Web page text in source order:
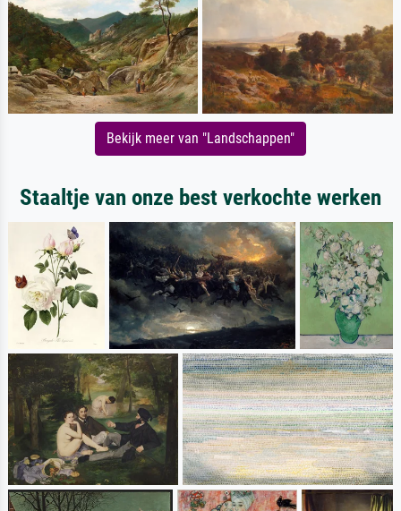
Bekijk meer van "Landschappen"
Staaltje van onze best verkochte werken